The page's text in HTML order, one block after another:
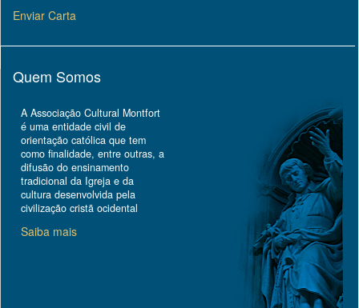
Enviar Carta
Quem Somos
A Associação Cultural Montfort
é uma entidade civil de
orientação católica que tem
como finalidade, entre outras, a
difusão do ensinamento
tradicional da Igreja e da
cultura desenvolvida pela
civilização cristã ocidental
Saiba mais